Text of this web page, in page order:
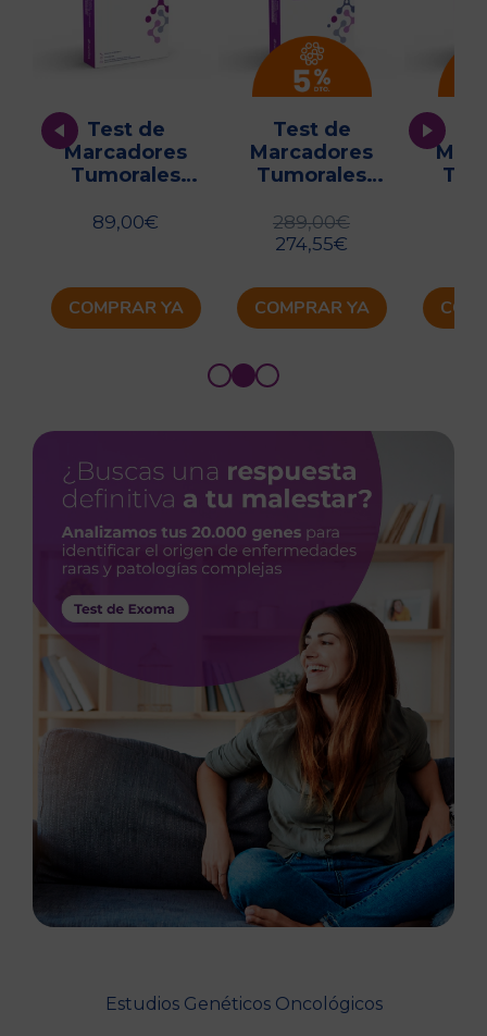
Test de
Marcadores
Tumorales
CA 15-3, CEA, CA
89,00€
COMPRAR YA
Test de
Marcadores
Tumorales
Hombre
289,00€
274,55€
COMPRAR YA
Estudios Genéticos Oncológicos